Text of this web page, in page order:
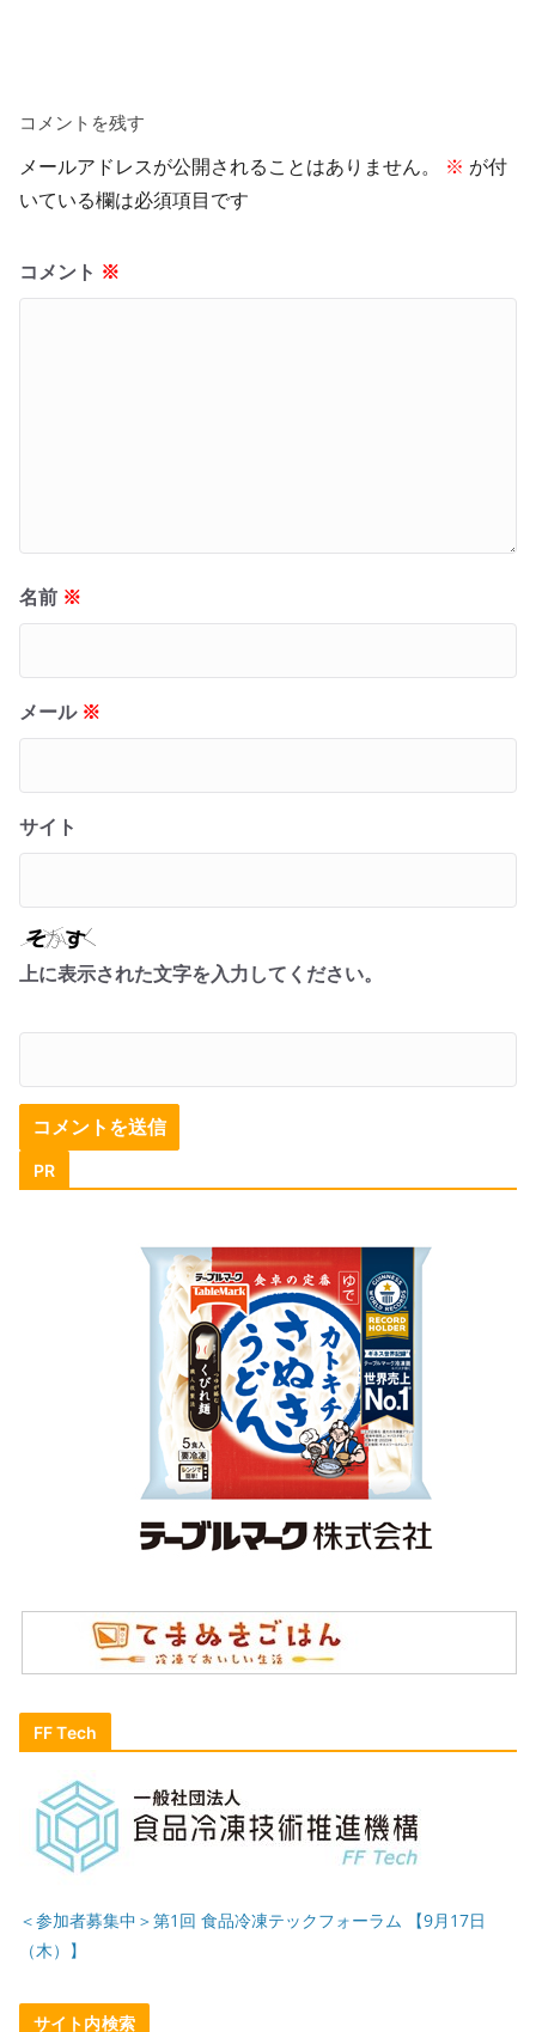
コメントを残す
メールアドレスが公開されることはありません。 ※ が付
いている欄は必須項目です
コメント ※
名前 ※
メール ※
サイト
上に表示された文字を入力してください。
PR
FF Tech
＜参加者募集中＞第1回 食品冷凍テックフォーラム 【9月17日
（木）】
サイト内検索